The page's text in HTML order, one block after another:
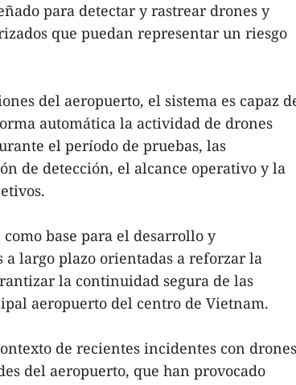
para detectar y rastrear drones y
que puedan representar un riesgo
del aeropuerto, el sistema es capaz
automática la actividad de drones
el período de pruebas, las
de detección, el alcance operativo y la
base para el desarrollo y
largo plazo orientadas a reforzar la
la continuidad segura de las
aeropuerto del centro de Vietnam.
de recientes incidentes con drones
del aeropuerto, que han provocado